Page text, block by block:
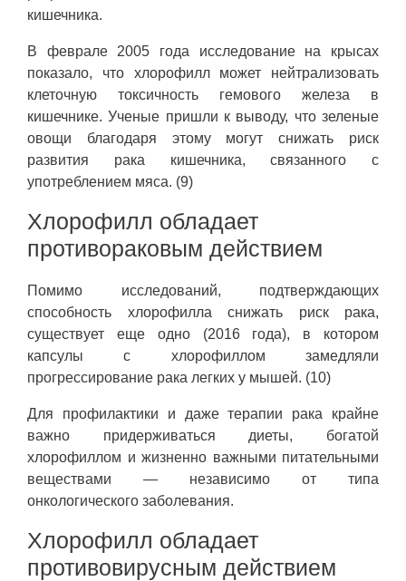
кишечника.
В феврале 2005 года исследование на крысах
показало, что хлорофилл может нейтрализовать
клеточную токсичность гемового железа в
кишечнике. Ученые пришли к выводу, что зеленые
овощи благодаря этому могут снижать риск
развития рака кишечника, связанного с
употреблением мяса. (9)
Хлорофилл обладает
противораковым действием
Помимо исследований, подтверждающих
способность хлорофилла снижать риск рака,
существует еще одно (2016 года), в котором
капсулы с хлорофиллом замедляли
прогрессирование рака легких у мышей. (10)
Для профилактики и даже терапии рака крайне
важно придерживаться диеты, богатой
хлорофиллом и жизненно важными питательными
веществами — независимо от типа
онкологического заболевания.
Хлорофилл обладает
противовирусным действием